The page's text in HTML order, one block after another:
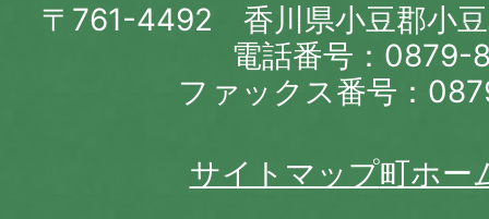
〒761-4492 香川県小豆郡小
電話番号：0879-
ファックス番号：
サイトマップ町ホー